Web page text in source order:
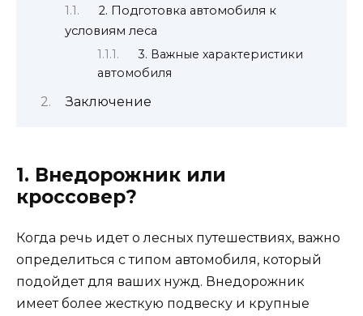
2. Подготовка автомобиля к
условиям леса
3. Важные характеристики
автомобиля
Заключение
1. Внедорожник или
кроссовер?
Когда речь идет о лесных путешествиях, важно
определиться с типом автомобиля, который
подойдет для ваших нужд. Внедорожник
имеет более жесткую подвеску и крупные